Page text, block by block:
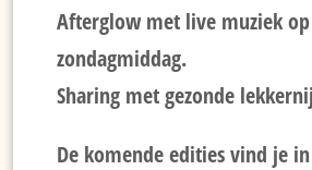
Afterglow met live muziek op
zondagmiddag.
Sharing met gezonde
De komende edities vind je